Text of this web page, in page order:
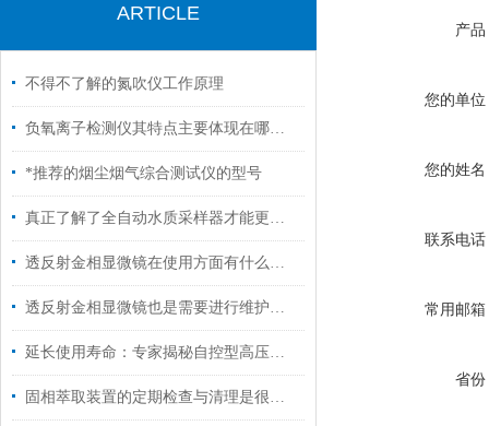
ARTICLE
不得不了解的氮吹仪工作原理
负氧离子检测仪其特点主要体现在哪几方面呢？
*推荐的烟尘烟气综合测试仪的型号
真正了解了全自动水质采样器才能更好的操作它
透反射金相显微镜在使用方面有什么小技巧吗？
透反射金相显微镜也是需要进行维护保养的
延长使用寿命：专家揭秘自控型高压灭菌锅的保养秘诀
固相萃取装置的定期检查与清理是很关键的
产品
您的单位
您的姓名
联系电话
常用邮箱
省份